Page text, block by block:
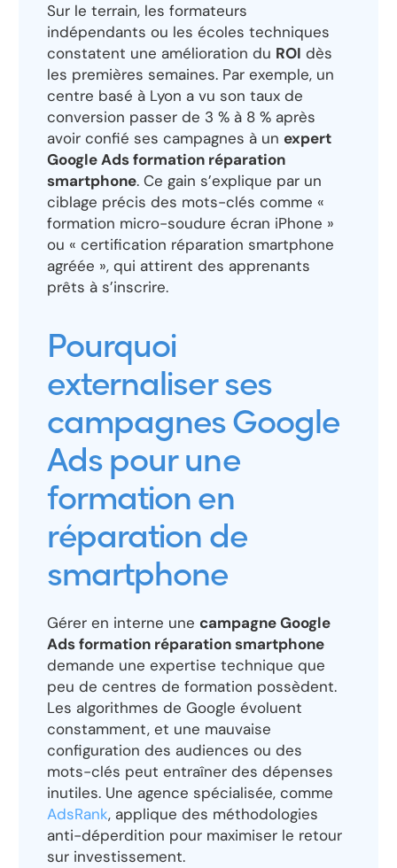
Sur le terrain, les formateurs
indépendants ou les écoles techniques
constatent une amélioration du ROI dès
les premières semaines. Par exemple, un
centre basé à Lyon a vu son taux de
conversion passer de 3 % à 8 % après
avoir confié ses campagnes à un expert
Google Ads formation réparation
smartphone. Ce gain s’explique par un
ciblage précis des mots-clés comme «
formation micro-soudure écran iPhone »
ou « certification réparation smartphone
agréée », qui attirent des apprenants
prêts à s’inscrire.
Pourquoi
externaliser ses
campagnes Google
Ads pour une
formation en
réparation de
smartphone
Gérer en interne une campagne Google
Ads formation réparation smartphone
demande une expertise technique que
peu de centres de formation possèdent.
Les algorithmes de Google évoluent
constamment, et une mauvaise
configuration des audiences ou des
mots-clés peut entraîner des dépenses
inutiles. Une agence spécialisée, comme
AdsRank, applique des méthodologies
anti-déperdition pour maximiser le retour
sur investissement.